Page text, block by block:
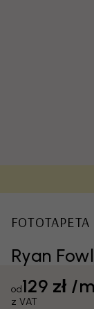
Ryan
FOTOTAPETA
od129 zł /
z VAT